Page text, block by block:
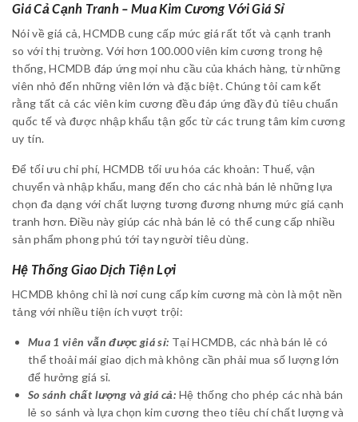
Giá Cả Cạnh Tranh – Mua Kim Cương Với Giá Sỉ
Nói về giá cả, HCMDB cung cấp mức giá rất tốt và cạnh tranh
so với thị trường. Với hơn 100.000 viên kim cương trong hệ
thống, HCMDB đáp ứng mọi nhu cầu của khách hàng, từ những
viên nhỏ đến những viên lớn và đặc biệt. Chúng tôi cam kết
rằng tất cả các viên kim cương đều đáp ứng đầy đủ tiêu chuẩn
quốc tế và được nhập khẩu tận gốc từ các trung tâm kim cương
uy tín.
Để tối ưu chi phí, HCMDB tối ưu hóa các khoản: Thuế, vận
chuyển và nhập khẩu, mang đến cho các nhà bán lẻ những lựa
chọn đa dạng với chất lượng tương đương nhưng mức giá cạnh
tranh hơn. Điều này giúp các nhà bán lẻ có thể cung cấp nhiều
sản phẩm phong phú tới tay người tiêu dùng.
Hệ Thống Giao Dịch Tiện Lợi
HCMDB không chỉ là nơi cung cấp kim cương mà còn là một nền
tảng với nhiều tiện ích vượt trội:
Mua 1 viên vẫn được giá sỉ: Tại HCMDB, các nhà bán lẻ có
thể thoải mái giao dịch mà không cần phải mua số lượng lớn
để hưởng giá sỉ.
So sánh chất lượng và giá cả: Hệ thống cho phép các nhà bán
lẻ so sánh và lựa chọn kim cương theo tiêu chí chất lượng và